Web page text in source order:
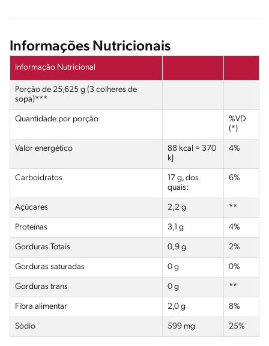
Informações Nutricionais
Informação Nutricional
Porção de 25,625 g (3 colheres de
sopa)***
Quantidade por porção
%VD
(*)
Valor energético
88 kcal = 370
kJ
4%
Carboidratos
17 g, dos
quais:
6%
Açúcares 2,2 g **
Proteínas 3,1 g 4%
Gorduras Totais 0,9 g 2%
Gorduras saturadas 0 g 0%
Gorduras trans 0 g **
Fibra alimentar 2,0 g 8%
Sódio 599 mg 25%